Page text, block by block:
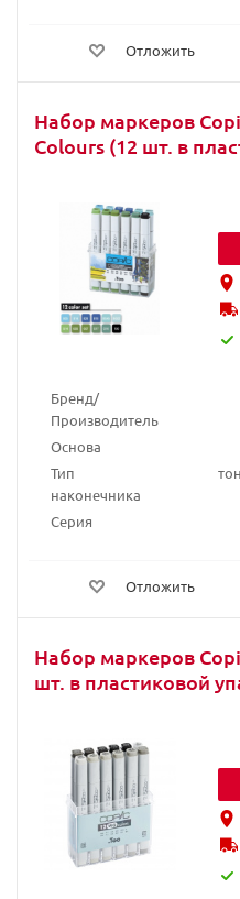
Отложить
Набор маркеров
Colours (12 шт. в
Бренд/
Производитель
Основа
Тип
наконечника
Серия
Отложить
Набор маркеров
шт. в пластиковой